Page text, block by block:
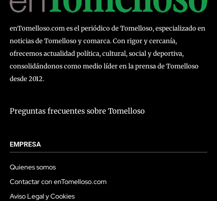
enTomelloso.com es el periódico de Tomelloso, especializado en
noticias de Tomelloso y comarca. Con rigor y cercanía,
ofrecemos actualidad política, cultural, social y deportiva,
consolidándonos como medio líder en la prensa de Tomelloso
desde 2012.
Preguntas frecuentes sobre Tomelloso
EMPRESA
Quienes somos
Contactar con enTomelloso.com
Aviso Legal y Cookies